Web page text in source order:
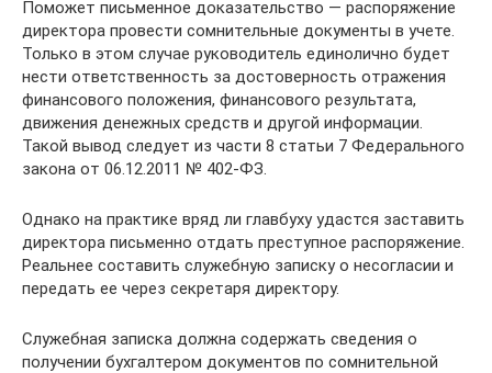
Поможет письменное доказательство — распоряжение
директора провести сомнительные документы в учете.
Только в этом случае руководитель единолично будет
нести ответственность за достоверность отражения
финансового положения, финансового результата,
движения денежных средств и другой информации.
Такой вывод следует из части 8 статьи 7 Федерального
закона от 06.12.2011 № 402-ФЗ.
Однако на практике вряд ли главбуху удастся заставить
директора письменно отдать преступное распоряжение.
Реальнее составить служебную записку о несогласии и
передать ее через секретаря директору.
Служебная записка должна содержать сведения о
получении бухгалтером документов по сомнительной